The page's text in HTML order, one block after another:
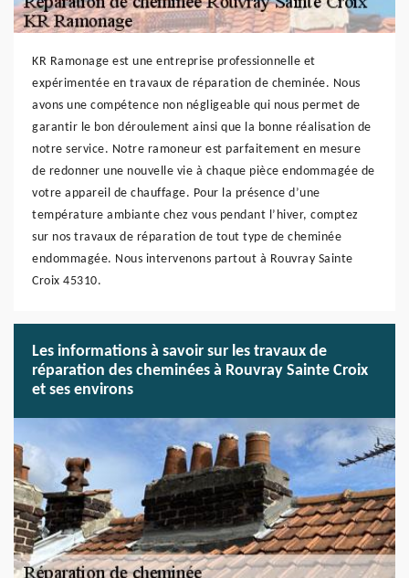
KR Ramonage est une entreprise professionnelle et
expérimentée en travaux de réparation de cheminée. Nous
avons une compétence non négligeable qui nous permet de
garantir le bon déroulement ainsi que la bonne réalisation de
notre service. Notre ramoneur est parfaitement en mesure
de redonner une nouvelle vie à chaque pièce endommagée de
votre appareil de chauffage. Pour la présence d’une
température ambiante chez vous pendant l’hiver, comptez
sur nos travaux de réparation de tout type de cheminée
endommagée. Nous intervenons partout à Rouvray Sainte
Croix 45310.
Les informations à savoir sur les travaux de
réparation des cheminées à Rouvray Sainte Croix
et ses environs